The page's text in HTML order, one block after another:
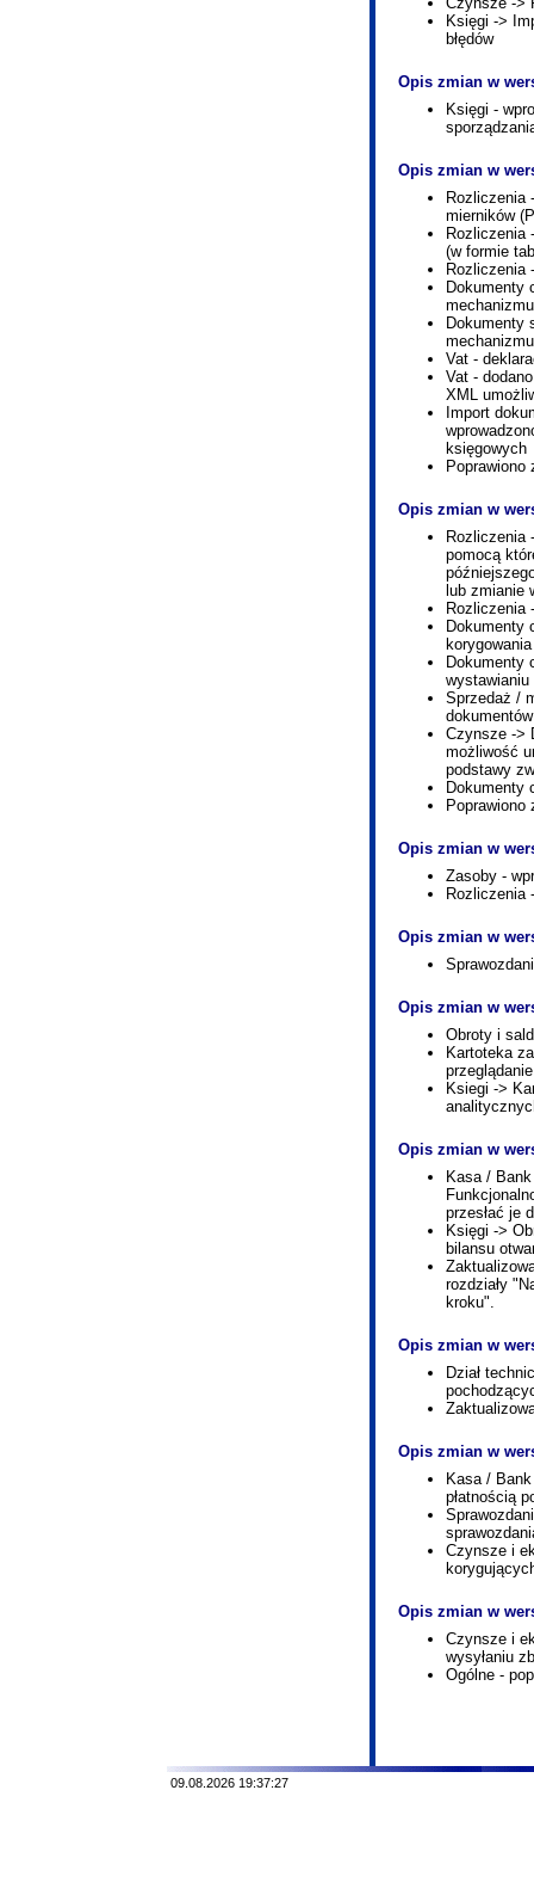
Księgi ->
błędów
Opis zmian w
Księgi -
Opis zmian w
Rozliczenia
mierników
Rozliczenia
(w formie
Rozliczenia
Dokumenty
Dokumenty
Vat -
Vat -
XML
Import
księgowych
Poprawiono
Opis zmian w
Rozliczenia
pomocą
lub zmianie
Rozliczenia
Dokumenty
Dokumenty
Sprzedaż /
Czynsze ->
możliwość
podstawy
Dokumenty
Poprawiono
Opis zmian w
Zasoby -
Rozliczenia
Opis zmian w
Opis zmian w
Obroty i
Kartoteka
Ksiegi ->
Opis zmian w
Kasa /
przesłać je
Księgi ->
bilansu
rozdziały
kroku".
Opis zmian w
Dział
Opis zmian w
Kasa /
płatnością
Czynsze i
Opis zmian w
Czynsze i
wysyłaniu
Ogólne -
09.08.2026 19:37:27